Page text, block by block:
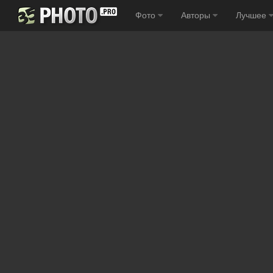
Фото Авторы Лучшее